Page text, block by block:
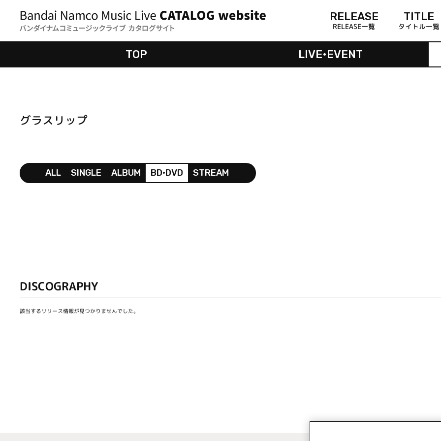
RELEASE
RELEASE一覧
TITLE
タイトル一覧
TOP LIVE•EVENT
グラスリップ
ALL SINGLE ALBUM BD•DVD STREAM
DISCOGRAPHY
該当するリリース情報が見つかりませんでした。